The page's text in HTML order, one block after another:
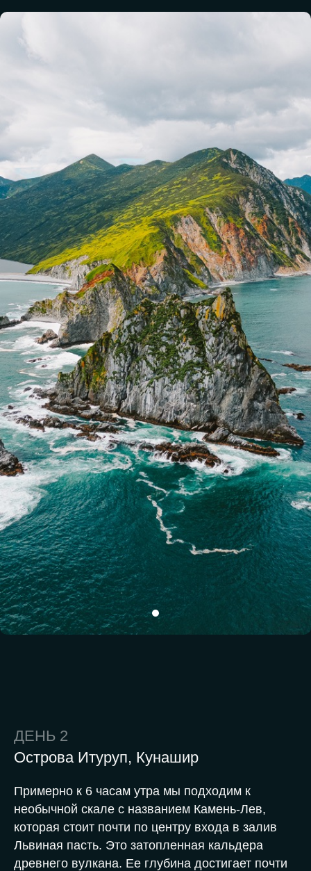
ДЕНЬ 2
Острова Итуруп, Кунашир
Примерно к 6 часам утра мы подходим к
необычной скале с названием Камень-Лев,
которая стоит почти по центру входа в залив
Львиная пасть. Это затопленная кальдера
древнего вулкана. Ее глубина достигает почти